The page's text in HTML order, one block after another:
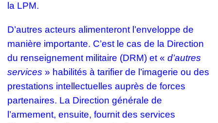
la LPM.
D’autres acteurs alimenteront l’enveloppe de
manière importante. C’est le cas de la Direction
du renseignement militaire (DRM) et « d’autres
services » habilités à tarifier de l’imagerie ou des
prestations intellectuelles auprès de forces
partenaires. La Direction générale de
l’armement, ensuite, fournit des services